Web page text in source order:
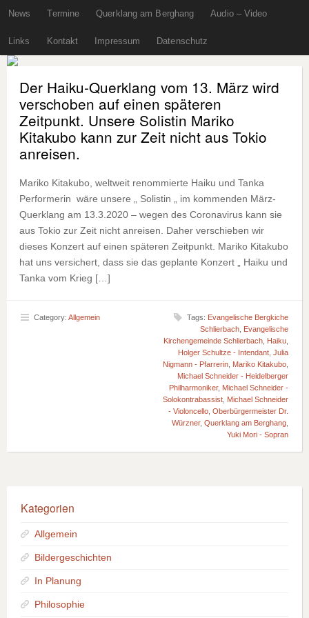
News Termine Querklang am Berghang Audio – Video
Links Kontakt Impressum Datenschutz
Der Haiku-Querklang vom 13. März wird
verschoben auf einen späteren
Zeitpunkt. Unsere Solistin Mariko
Kitakubo kann zur Zeit nicht aus Tokio
anreisen.
Mariko Kitakubo, weltweit renommierte Haiku und Tanka
Performerin wäre unsere „ Solistin „ im kommenden März-
Querklang am 13.3.2020 – wegen des Coronavirus kann sie
aus Tokio zur Zeit nicht anreisen. Daher verschieben wir
dieses Konzert auf einen späteren Zeitpunkt. Mariko Kitakubo
hat uns versichert, dass sie das geplante Konzert „ Haiku und
Tanka vom Krieg […]
Category: Allgemein Tags: Evangelische Bergkiche
Schlierbach Evangelische
Kirchengemeinde Schlierbach Haiku
Holger Schultze - Intendant Julia
Nigmann - Pfarrerin Mariko Kitakubo
Michael Schneider - Heidelberger
Philharmoniker, Michael Schneider -
Solokontrabassist Michael Schneider
- Violoncello Oberbürgermeister Dr.
Würzner, Querklang am Berghang
Yuki Mori - Sopran
Kategorien
Allgemein
Bildergeschichten
In Planung
Philosophie